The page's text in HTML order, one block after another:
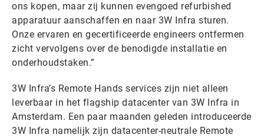
ons kopen, maar zij kunnen evengoed refurbished
apparatuur aanschaffen en naar 3W Infra sturen.
Onze ervaren en gecertificeerde engineers ontfermen
zicht vervolgens over de benodigde installatie en
onderhoudstaken.”
3W Infra’s Remote Hands services zijn niet alleen
leverbaar in het flagship datacenter van 3W Infra in
Amsterdam. Een paar maanden geleden introduceerde
3W Infra namelijk zijn datacenter-neutrale Remote